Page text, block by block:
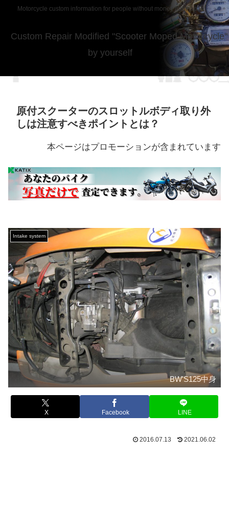
Motorcycle custom information for people without money from japan
Custom Repair Modified "Scooter Moped Motorcycle"
by yourself
原付スクーターのスロットルボディ取り外
しは注意すべきポイントとは？
本ページはプロモーションが含まれています
Intake system
BW'S125中身
X Facebook LINE
2016.07.13 2021.06.02